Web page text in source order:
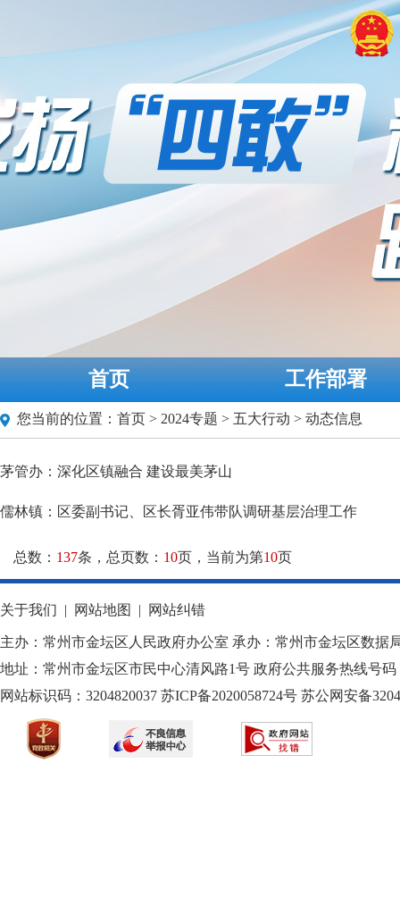
首页 工作部署
您当前的位置： 首页 > 2024专题 > 五大行动 > 动态信息
茅管办：深化区镇融合 建设最美茅山
儒林镇：区委副书记、区长胥亚伟带队调研基层治理工作
总数： 137条，总页数： 10页，当前为第10页
关于我们 | 网站地图 | 网站纠错
主办：常州市金坛区人民政府办公室 承办：常州市金坛区数据
地址：常州市金坛区市民中心清风路1号 政府公共服务热线号码
网站标识码：3204820037 苏ICP备2020058724号 苏公网安备